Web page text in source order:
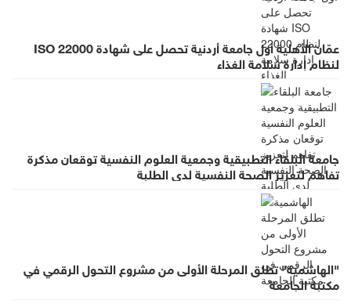
عمّان الأهلية أول جامعة أردنية تحصل على شهادة ISO 22000
لنظام إدارة سلامة الغذاء
جامعة البلقاء التطبيقية وجمعية العلوم النفسية توقعان مذكرة
تفاهم لتعزيز الصحة النفسية لدى الطلبة
"الهاشمية" تطلق المرحلة الأولى من مشروع التحول الرقمي في
مكتبة الجامعة